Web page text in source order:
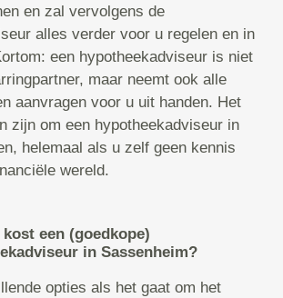
en zal vervolgens de
alles verder voor u regelen en in
een hypotheekadviseur is niet
maar neemt ook alle
aanvragen voor u uit handen. Het
zijn om een hypotheekadviseur in
helemaal als u zelf geen kennis
wereld.
kost een (goedkope)
in Sassenheim?
opties als het gaat om het